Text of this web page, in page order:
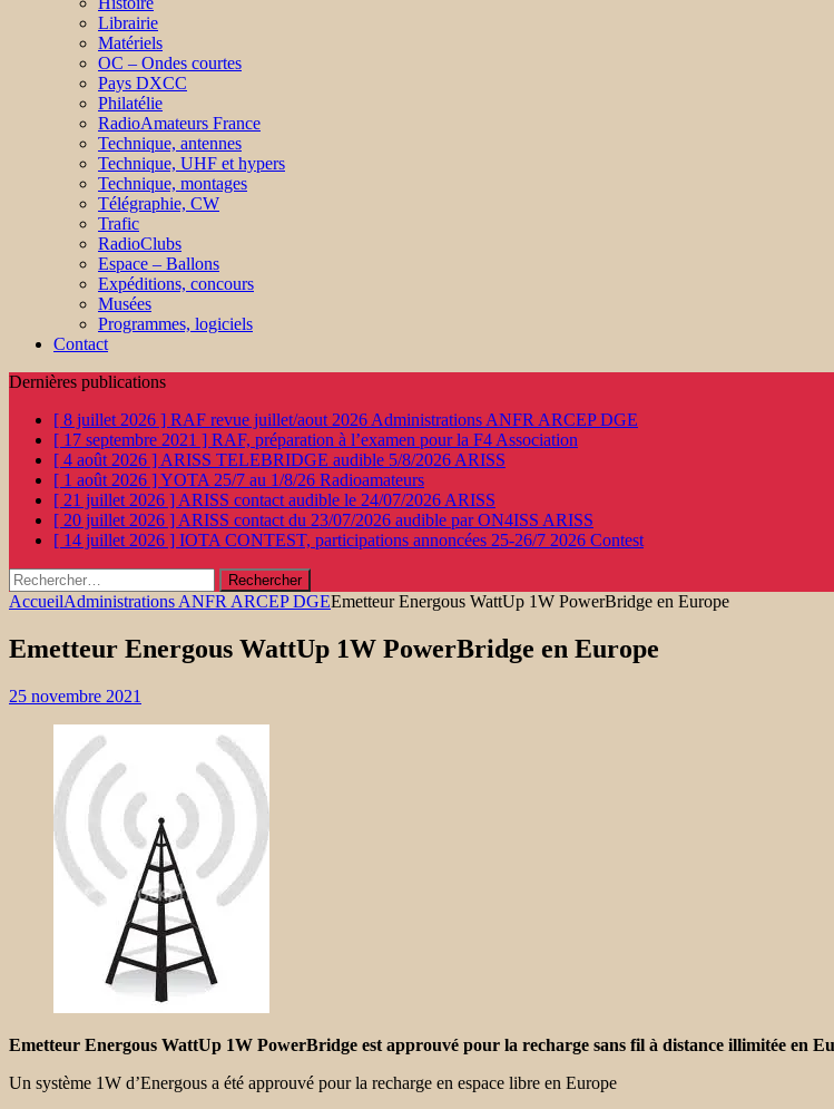
Librairie
Matériels
OC – Ondes courtes
Pays DXCC
Philatélie
RadioAmateurs France
Technique, antennes
Technique, UHF et hypers
Technique, montages
Télégraphie, CW
Trafic
RadioClubs
Espace – Ballons
Expéditions, concours
Musées
Programmes, logiciels
Contact
Dernières publications
[ 8 juillet 2026 ] RAF revue juillet/aout 2026 Administrations ANFR ARCEP DGE
[ 17 septembre 2021 ] RAF, préparation à l’examen pour la F4 Association
[ 4 août 2026 ] ARISS TELEBRIDGE audible 5/8/2026 ARISS
[ 1 août 2026 ]YOTA 25/7 au 1/8/26 Radioamateurs
[ 21 juillet 2026 ] ARISS contact audible le 24/07/2026 ARISS
[ 20 juillet 2026 ] ARISS contact du 23/07/2026 audible par ON4ISS ARISS
[ 14 juillet 2026 ] IOTA CONTEST, participations annoncées 25-26/7 2026 Contest
Rechercher :
AccueilAdministrations ANFR ARCEP DGEEmetteur Energous WattUp 1W PowerBridge en Europe
Emetteur Energous WattUp 1W PowerBridge en Europe
25 novembre 2021
Emetteur Energous WattUp 1W PowerBridge est approuvé pour la recharge sans fil à distance illimitée en
Un système 1W d’Energous a été approuvé pour la recharge en espace libre en Europe